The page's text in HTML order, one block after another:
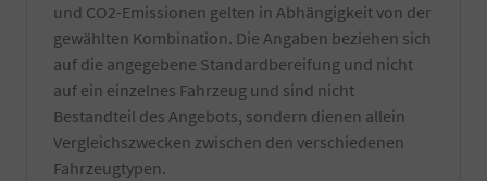
und CO2-Emissionen gelten in Abhängigkeit von der
gewählten Kombination. Die Angaben beziehen sich
auf die angegebene Standardbereifung und nicht
auf ein einzelnes Fahrzeug und sind nicht
Bestandteil des Angebots, sondern dienen allein
Vergleichszwecken zwischen den verschiedenen
Fahrzeugtypen.